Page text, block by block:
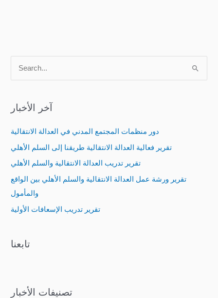
r
o
r
:
آخر الأخبار
دور منظمات المجتمع المدني في العدالة الانتقالية
تقرير فعالية العدالة الانتقالية طريقنا إلى السلم الأهلي
تقرير تدريب العدالة الانتقالية والسلم الأهلي
تقرير ورشة عمل العدالة الانتقالية والسلم الأهلي بين الواقع
والمأمول
تقرير تدريب الإسعافات الأولية
تابعنا
تصنيفات الأخبار